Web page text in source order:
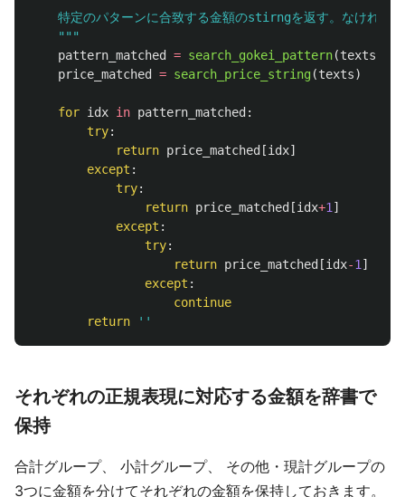
特定のパターンに合致する金額のstirngを返す。なければ
"""
pattern_matched
= search_gokei_pattern(texts
price_matched
= search_price_string(texts)
for idx in pattern_matched :
try:
return price_matched [idx]
except :
try:
return price_matched [idx+1 ]
except :
try:
return price_matched [idx-1 ]
except :
continue
return
''
それぞれの正規表現に対応する金額を辞書で
保持
合計グループ、 小計グループ、 その他・現計グループの
3つに金額を分けてそれぞれの金額を保持しておきます。